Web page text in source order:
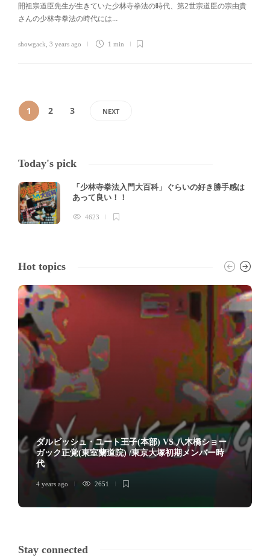
開祖宗道臣先生が生きていた少林寺拳法の時代、第2世宗道臣の宗由貴
さんの少林寺拳法の時代には…
showgack 3 years ago 1 min
1 2 3 NEXT
Today's pick
「少林寺拳法入門大百科」ぐらいの好き勝手感は
あって良い！！
4623
Hot topics
ダルビッシュ・ユート王子(本部) VS 八木橋ショー
ガック正覚(東室蘭道院) /東京大塚初期メンバー時
代
4 years ago 2651
Stay connected